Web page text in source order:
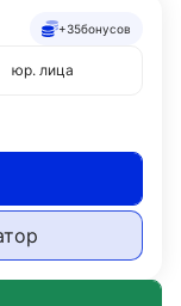
+35бонусов
юр. лица